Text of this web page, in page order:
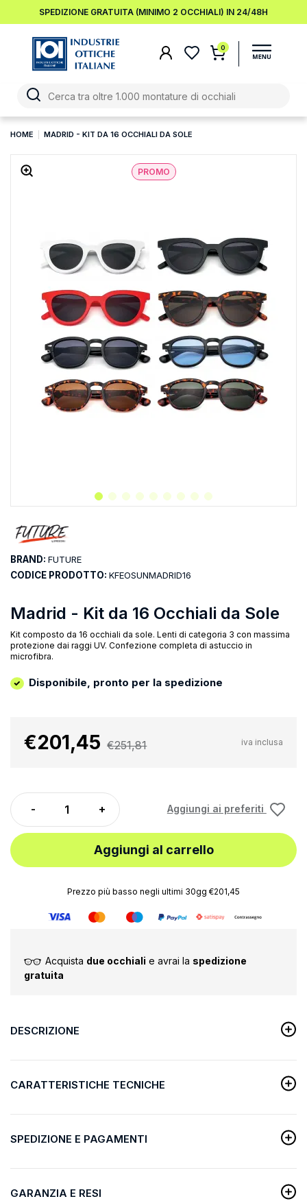
SPEDIZIONE GRATUITA (MINIMO 2 OCCHIALI) IN 24/48H
0
HOME MADRID - KIT DA 16 OCCHIALI DA SOLE
PROMO
Madrid - Kit da 16 Occhiali da Sole
Kit composto da 16 occhiali da sole. Lenti di categoria 3 con massima
protezione dai raggi UV. Confezione completa di astuccio in
microfibra.
Disponibile, pronto per la spedizione
BRAND: FUTURE
CODICE PRODOTTO: KFEOSUNMADRID16
€201,45 €251,81 iva inclusa
Aggiungi ai preferiti
Aggiungi al carrello
Prezzo più basso negli ultimi 30gg €201,45
Acquista due occhiali e avrai la spedizione
gratuita
DESCRIZIONE
CARATTERISTICHE TECNICHE
SPEDIZIONE E PAGAMENTI
GARANZIA E RESI